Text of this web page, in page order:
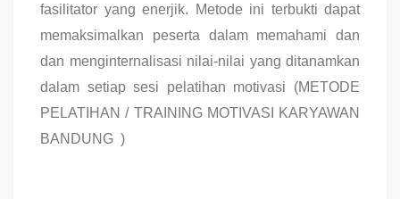
fasilitator yang enerjik. Metode ini terbukti dapat
memaksimalkan peserta dalam memahami dan
dan menginternalisasi nilai-nilai yang ditanamkan
dalam setiap sesi pelatihan motivasi (METODE
PELATIHAN / TRAINING MOTIVASI KARYAWAN
BANDUNG )